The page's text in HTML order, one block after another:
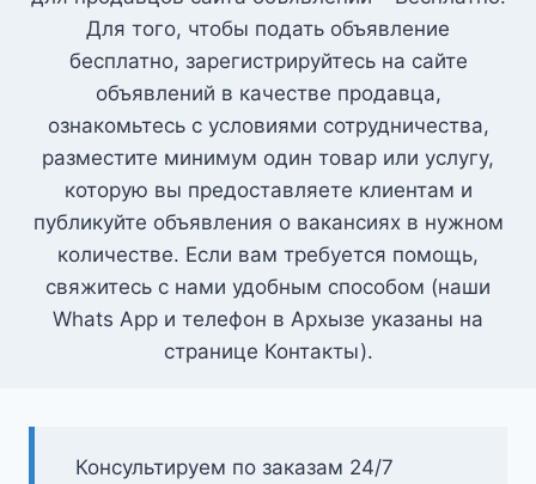
Для того, чтобы подать объявление
бесплатно, зарегистрируйтесь на сайте
объявлений в качестве продавца,
ознакомьтесь с условиями сотрудничества,
разместите минимум один товар или услугу,
которую вы предоставляете клиентам и
публикуйте объявления о вакансиях в нужном
количестве. Если вам требуется помощь,
свяжитесь с нами удобным способом (наши
Whats App и телефон в Архызе указаны на
странице Контакты).
Консультируем по заказам 24/7